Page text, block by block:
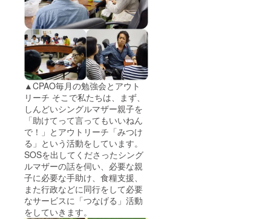
▲CPAO毎月の勉強会とアウト
リーチ そこで私たちは、まず、
しんどいシングルマザー親子を
「助けてって言ってもいいねん
で！」とアウトリーチ「みつけ
る」という活動をしています。
SOSを出してくださったシング
ルマザーの話を伺い、必要な親
子に必要な手助け、食糧支援、
また行政などに同行をして必要
なサービスに「つなげる」活動
をしていきます。